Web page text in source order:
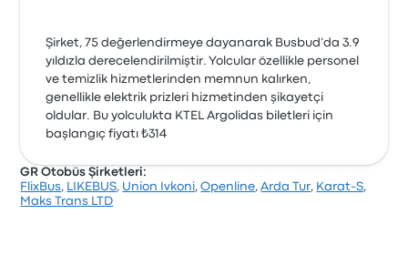
Şirket, 75 değerlendirmeye dayanarak Busbud’da 3.9
yıldızla derecelendirilmiştir. Yolcular özellikle personel
ve temizlik hizmetlerinden memnun kalırken,
genellikle elektrik prizleri hizmetinden şikayetçi
oldular. Bu yolculukta KTEL Argolidas biletleri için
başlangıç fiyatı ₺314
GR Otobüs Şirketleri:
FlixBus, LIKEBUS, Union Ivkoni,Openline,Arda Tur, Karat-S,
Maks Trans LTD